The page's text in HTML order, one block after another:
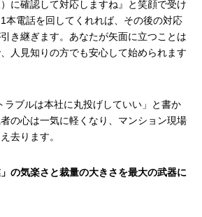
）に確認して対応しますね』と笑顔で受け
本電話を回してくれれば、その後の対応
き継ぎます。あなたが矢面に立つことは
人見知りの方でも安心して始められます
ラブルは本社に丸投げしていい」と書か
の心は一気に軽くなり、マンション現場
去ります。
の気楽さと裁量の大きさを最大の武器に